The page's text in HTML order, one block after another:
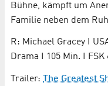
Bühne, kämpft um
Familie neben dem
R: Michael Gracey I
Drama I 105 Min. I FSK
Trailer: The Greatest